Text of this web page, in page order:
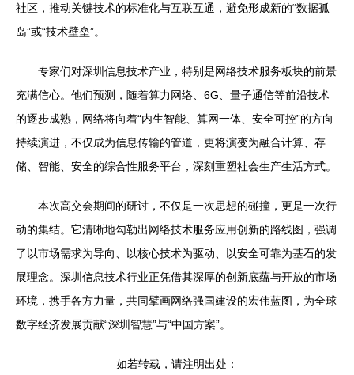
社区，推动关键技术的标准化与互联互通，避免形成新的“数据孤
岛”或“技术壁垒”。
专家们对深圳信息技术产业，特别是网络技术服务板块的前景
充满信心。他们预测，随着算力网络、6G、量子通信等前沿技术
的逐步成熟，网络将向着“内生智能、算网一体、安全可控”的方向
持续演进，不仅成为信息传输的管道，更将演变为融合计算、存
储、智能、安全的综合性服务平台，深刻重塑社会生产生活方式。
本次高交会期间的研讨，不仅是一次思想的碰撞，更是一次行
动的集结。它清晰地勾勒出网络技术服务应用创新的路线图，强调
了以市场需求为导向、以核心技术为驱动、以安全可靠为基石的发
展理念。深圳信息技术行业正凭借其深厚的创新底蕴与开放的市场
环境，携手各方力量，共同擘画网络强国建设的宏伟蓝图，为全球
数字经济发展贡献“深圳智慧”与“中国方案”。
如若转载，请注明出处：